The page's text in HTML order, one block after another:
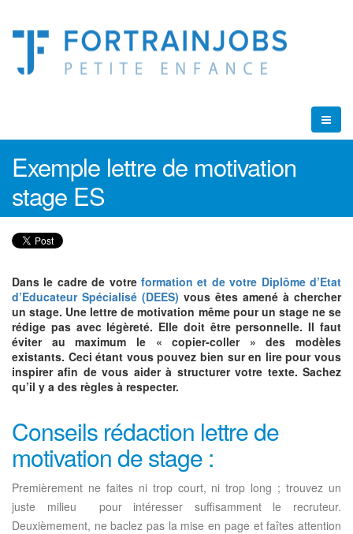
Exemple lettre de motivation
stage ES
Dans le cadre de votre formation et de votre Diplôme d’Etat
d’Educateur Spécialisé (DEES) vous êtes amené à chercher
un stage. Une lettre de motivation même pour un stage ne se
rédige pas avec légèreté. Elle doit être personnelle. Il faut
éviter au maximum le « copier-coller » des modèles
existants. Ceci étant vous pouvez bien sur en lire pour vous
inspirer afin de vous aider à structurer votre texte. Sachez
qu’il y a des règles à respecter.
Conseils rédaction lettre de
motivation de stage :
Premièrement ne faites ni trop court, ni trop long ; trouvez un
juste milieu pour intéresser suffisamment le recruteur.
Deuxièmement, ne baclez pas la mise en page et faîtes attention